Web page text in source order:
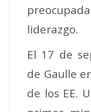
liderazgo.
El 17 de
de Gaulle
de los EE.